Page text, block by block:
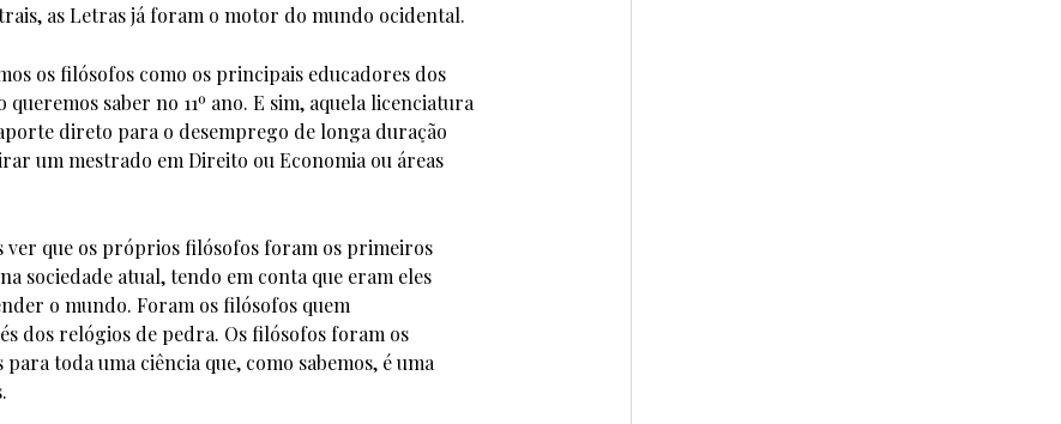
as Letras já foram o motor do mundo ocidental.
os filósofos como os principais educadores dos
saber no 11º ano. E sim, aquela licenciatura
direto para o desemprego de longa duração
um mestrado em Direito ou Economia ou áreas
ver que os próprios filósofos foram os primeiros
sociedade atual, tendo em conta que eram eles
o mundo. Foram os filósofos quem
dos relógios de pedra. Os filósofos foram os
toda uma ciência que, como sabemos, é uma